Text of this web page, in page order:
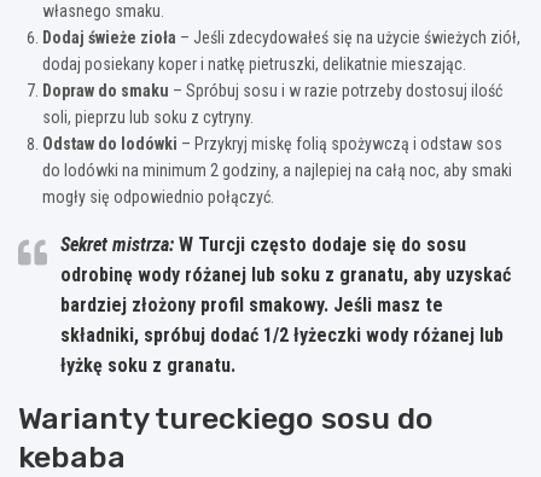
własnego smaku.
Dodaj świeże zioła – Jeśli zdecydowałeś się na użycie świeżych ziół,
dodaj posiekany koper i natkę pietruszki, delikatnie mieszając.
Dopraw do smaku – Spróbuj sosu i w razie potrzeby dostosuj ilość
soli, pieprzu lub soku z cytryny.
Odstaw do lodówki – Przykryj miskę folią spożywczą i odstaw sos
do lodówki na minimum 2 godziny, a najlepiej na całą noc, aby smaki
mogły się odpowiednio połączyć.
Sekret mistrza: W Turcji często dodaje się do sosu
odrobinę wody różanej lub soku z granatu, aby uzyskać
bardziej złożony profil smakowy. Jeśli masz te
składniki, spróbuj dodać 1/2 łyżeczki wody różanej lub
łyżkę soku z granatu.
Warianty tureckiego sosu do
kebaba